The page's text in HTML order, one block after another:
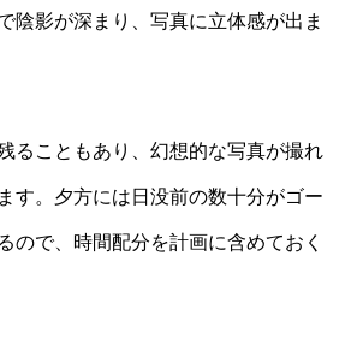
陰影が深まり、写真に立体感が出ま
ることもあり、幻想的な写真が撮れ
す。夕方には日没前の数十分がゴー
ので、時間配分を計画に含めておく